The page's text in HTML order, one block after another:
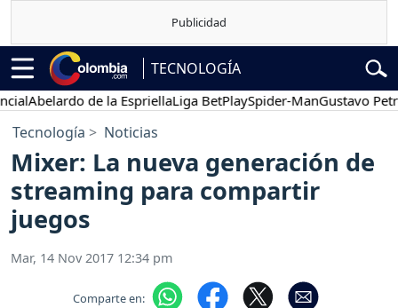
TECNOLOGÍA
Abelardo de la EspriellaLiga BetPlaySpider-ManGustavo Petro
Tecnología Noticias
Mixer: La nueva generación de
streaming para compartir
juegos
Mar, 14 Nov 2017 12:34 pm
Comparte en: